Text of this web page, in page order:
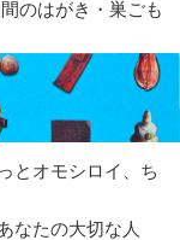
のはがき・巣ごも
とオモシロイ、ち
なたの大切な人